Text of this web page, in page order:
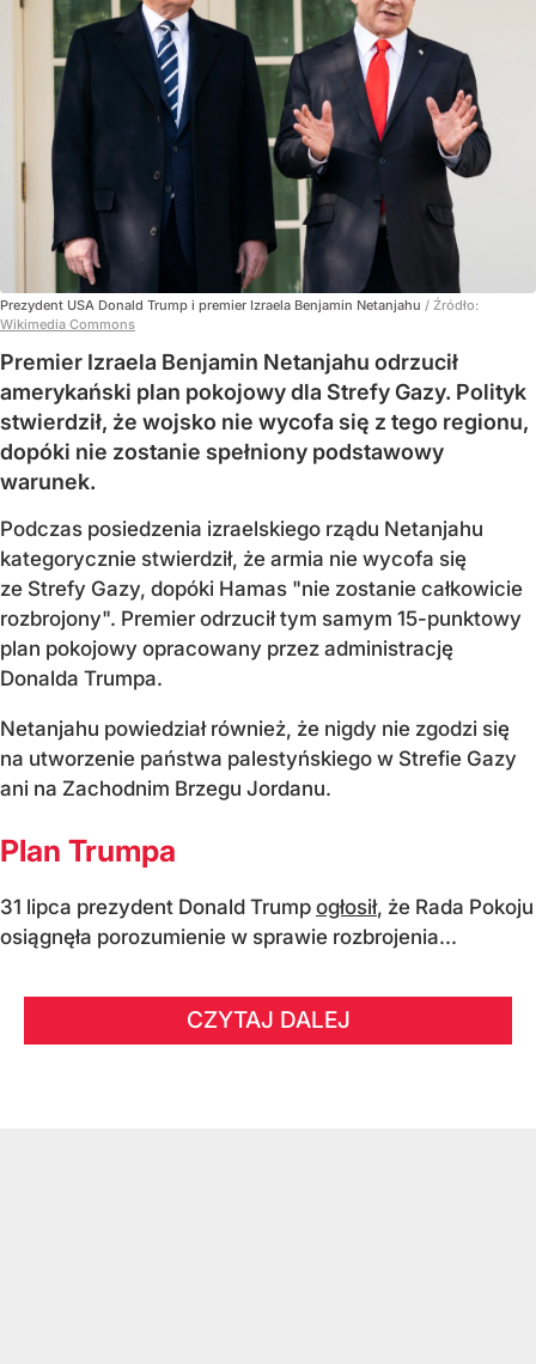
Prezydent USA Donald Trump i premier Izraela Benjamin Netanjahu / Źródło:
Wikimedia Commons
Premier Izraela Benjamin Netanjahu odrzucił
amerykański plan pokojowy dla Strefy Gazy. Polityk
stwierdził, że wojsko nie wycofa się z tego regionu,
dopóki nie zostanie spełniony podstawowy
warunek.
Podczas posiedzenia izraelskiego rządu Netanjahu
kategorycznie stwierdził, że armia nie wycofa się
ze Strefy Gazy, dopóki Hamas "nie zostanie całkowicie
rozbrojony". Premier odrzucił tym samym 15-punktowy
plan pokojowy opracowany przez administrację
Donalda Trumpa.
Netanjahu powiedział również, że nigdy nie zgodzi się
na utworzenie państwa palestyńskiego w Strefie Gazy
ani na Zachodnim Brzegu Jordanu.
Plan Trumpa
31 lipca prezydent Donald Trump ogłosił, że Rada Pokoju
osiągnęła porozumienie w sprawie rozbrojenia...
CZYTAJ DALEJ